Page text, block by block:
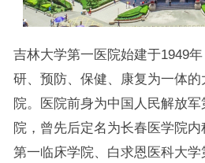
吉林大学第一医院始建于1949
研、预防、保健、康复为一体
院。医院前身为中国人民解放
院，曾先后定名为长春医学院
第一临床学院、白求恩医科大